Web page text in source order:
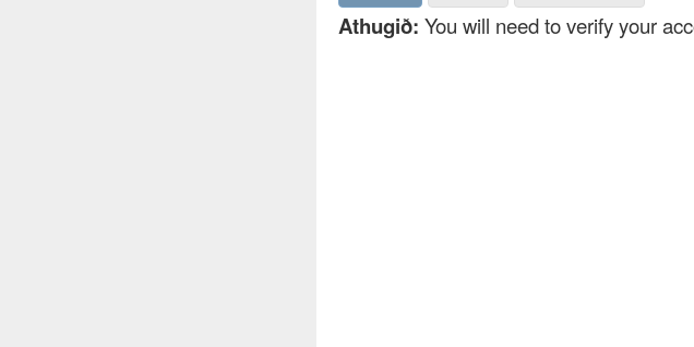
Athugið: You will need to verify your